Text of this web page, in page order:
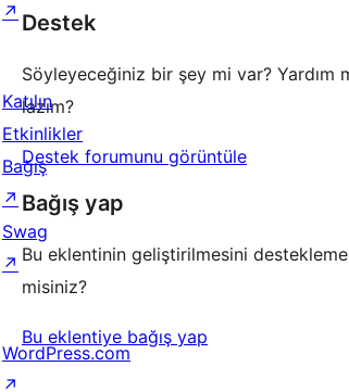
Destek
Söyleyeceğiniz bir şey mi var? Yardım
lazım?
Destek forumunu görüntüle
Bağış yap
Bu eklentinin geliştirilmesini
misiniz?
Bu eklentiye bağış yap
↗
Katılın
Etkinlikler
Bağış
↗
Swag
↗
WordPress.com
↗